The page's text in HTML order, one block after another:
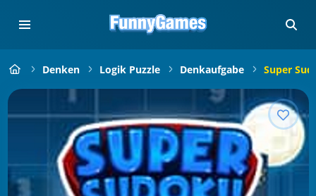
Denken Logik Puzzle Denkaufgabe Super